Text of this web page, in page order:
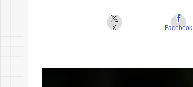
X Facebook